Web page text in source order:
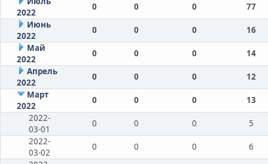
2022
0 0 0
77
Июнь
2022
0 0 0
16
Май
2022
0 0 0
14
Апрель
2022
0 0 0
12
Март
2022
0 0 0
13
2022-
03-01
0 0 0
5
2022-
03-02
0 0 0
6